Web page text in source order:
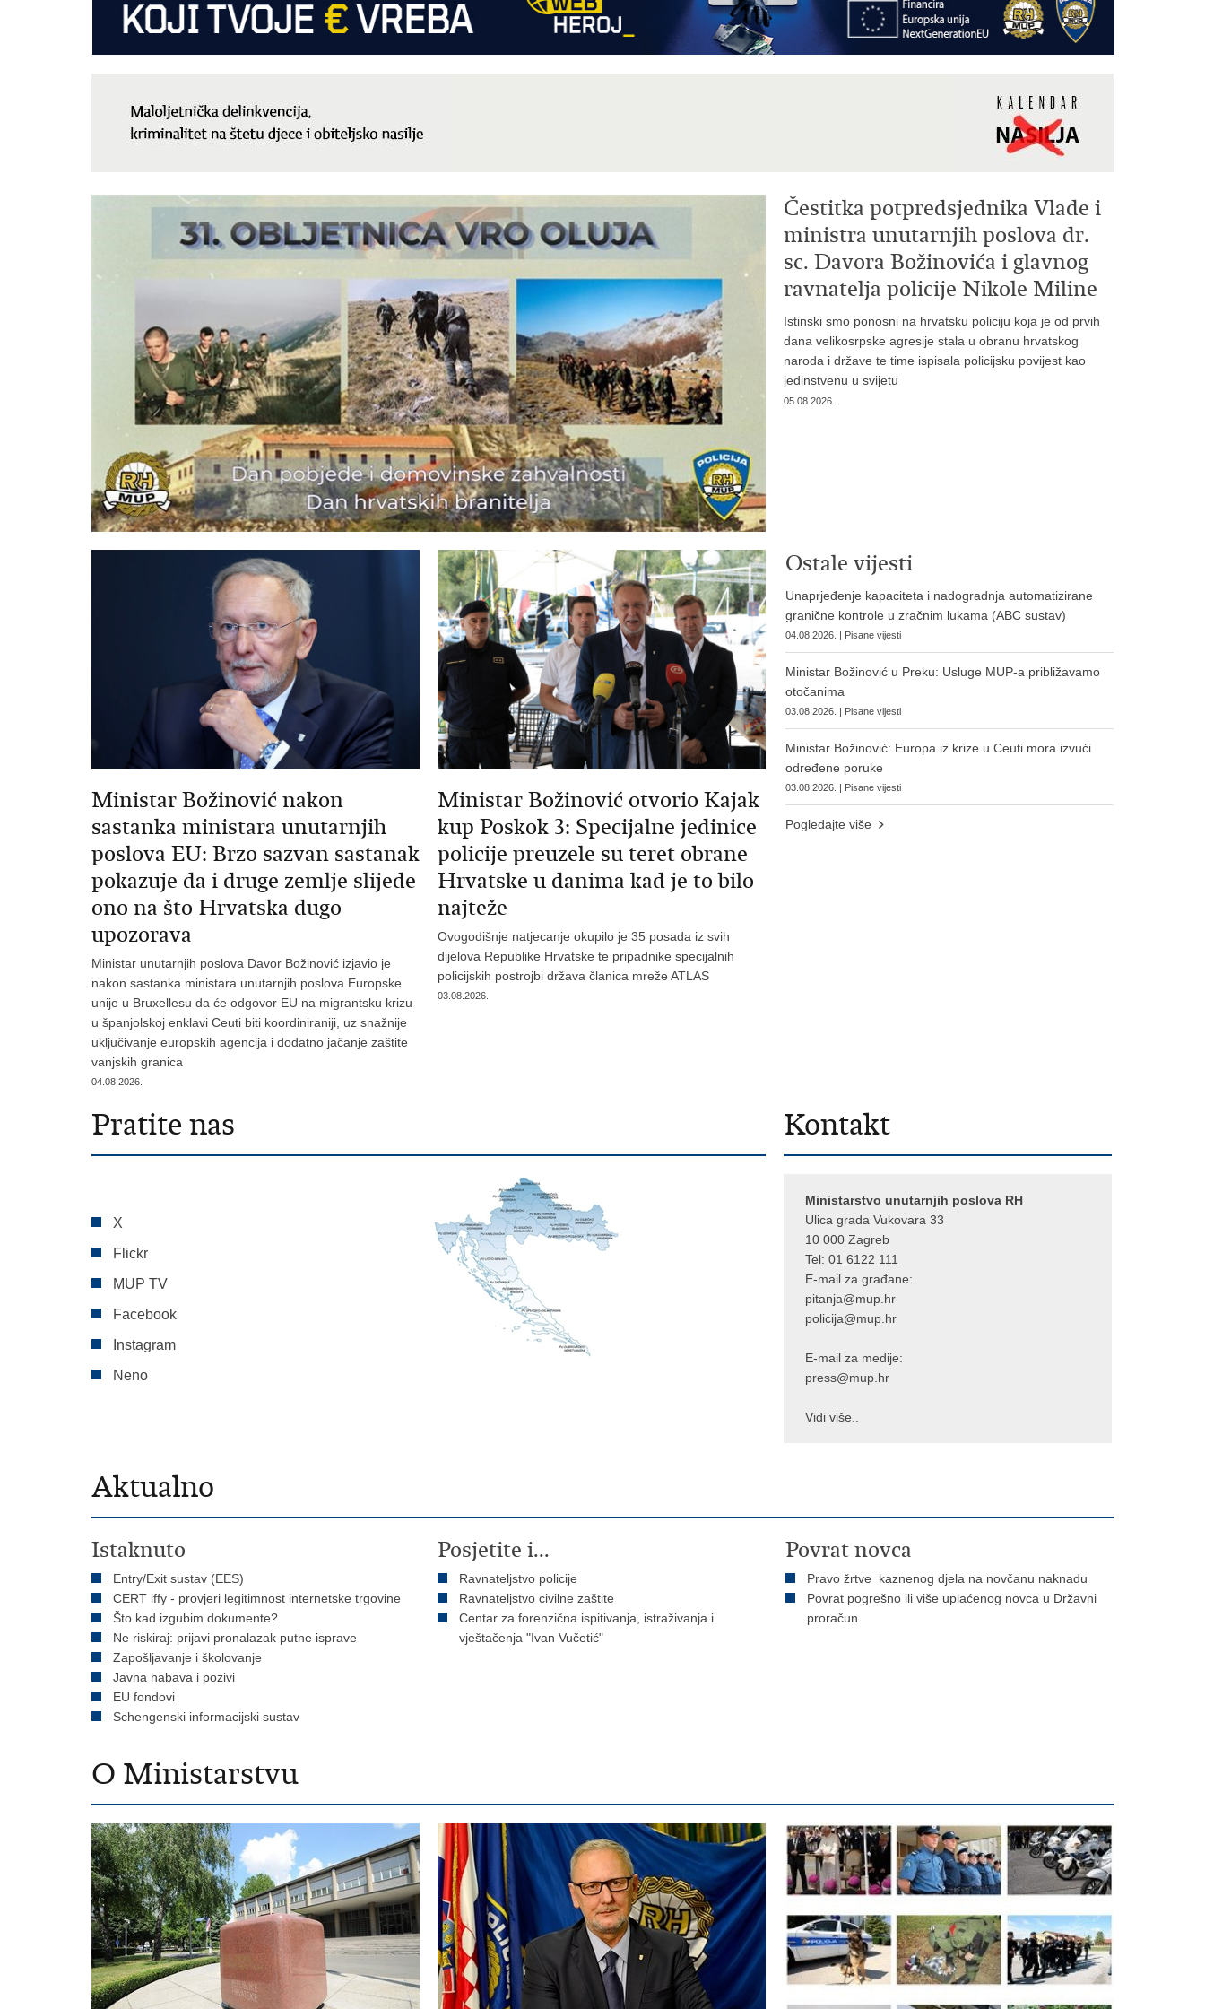
Čestitka potpredsjednika Vlade i
ministra unutarnjih poslova dr.
sc. Davora Božinovića i glavnog
ravnatelja policije Nikole Miline
Istinski smo ponosni na hrvatsku policiju koja je od prvih
dana velikosrpske agresije stala u obranu hrvatskog
naroda i države te time ispisala policijsku povijest kao
jedinstvenu u svijetu
05.08.2026.
Ministar Božinović nakon
sastanka ministara unutarnjih
poslova EU: Brzo sazvan sastanak
pokazuje da i druge zemlje slijede
ono na što Hrvatska dugo
upozorava
Ministar unutarnjih poslova Davor Božinović izjavio je
nakon sastanka ministara unutarnjih poslova Europske
unije u Bruxellesu da će odgovor EU na migrantsku krizu
u španjolskoj enklavi Ceuti biti koordiniraniji, uz snažnije
uključivanje europskih agencija i dodatno jačanje zaštite
vanjskih granica
04.08.2026.
Ministar Božinović otvorio Kajak
kup Poskok 3: Specijalne jedinice
policije preuzele su teret obrane
Hrvatske u danima kad je to bilo
najteže
Ovogodišnje natjecanje okupilo je 35 posada iz svih
dijelova Republike Hrvatske te pripadnike specijalnih
policijskih postrojbi država članica mreže ATLAS
03.08.2026.
Ostale vijesti
Unaprjeđenje kapaciteta i nadogradnja automatizirane
granične kontrole u zračnim lukama (ABC sustav)
04.08.2026. | Pisane vijesti
Ministar Božinović u Preku: Usluge MUP-a približavamo
otočanima
03.08.2026. | Pisane vijesti
Ministar Božinović: Europa iz krize u Ceuti mora izvući
određene poruke
03.08.2026. | Pisane vijesti
Pogledajte više
Pratite nas
X
Flickr
MUP TV
Facebook
Instagram
Neno
Kontakt
Ministarstvo unutarnjih poslova RH
Ulica grada Vukovara 33
10 000 Zagreb
Tel: 01 6122 111
E-mail za građane:
pitanja@mup.hr
policija@mup.hr
E-mail za medije:
press@mup.hr
Vidi više..
Aktualno
Istaknuto
Entry/Exit sustav (EES)
CERT iffy - provjeri legitimnost internetske trgovine
Što kad izgubim dokumente?
Ne riskiraj: prijavi pronalazak putne isprave
Zapošljavanje i školovanje
Javna nabava i pozivi
EU fondovi
Schengenski informacijski sustav
Posjetite i...
Ravnateljstvo policije
Ravnateljstvo civilne zaštite
Centar za forenzična ispitivanja, istraživanja i
vještačenja "Ivan Vučetić"
Povrat novca
Pravo žrtve kaznenog djela na novčanu naknadu
Povrat pogrešno ili više uplaćenog novca u Državni
proračun
O Ministarstvu